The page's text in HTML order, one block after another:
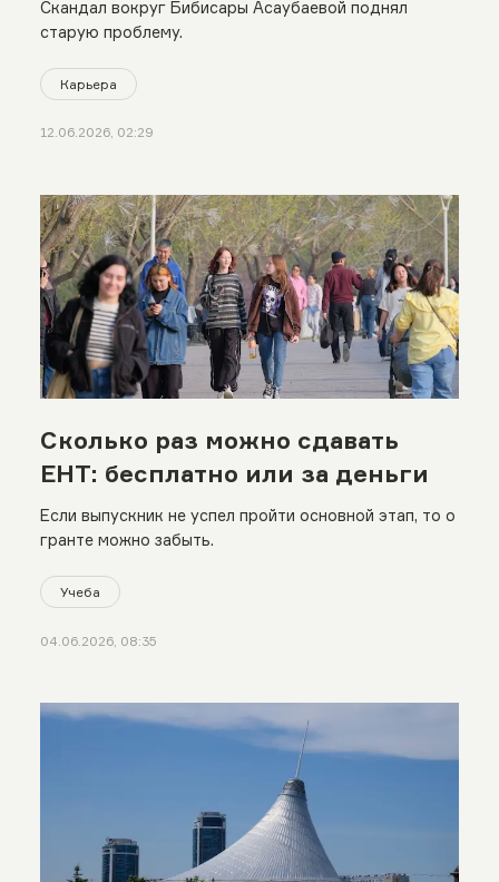
Скандал вокруг Бибисары Асаубаевой поднял
старую проблему.
Карьера
12.06.2026, 02:29
Сколько раз можно сдавать
ЕНТ: бесплатно или за деньги
Если выпускник не успел пройти основной этап, то о
гранте можно забыть.
Учеба
04.06.2026, 08:35